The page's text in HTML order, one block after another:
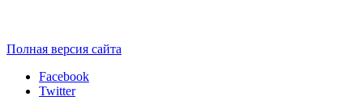
Полная версия сайта
Facebook
Twitter